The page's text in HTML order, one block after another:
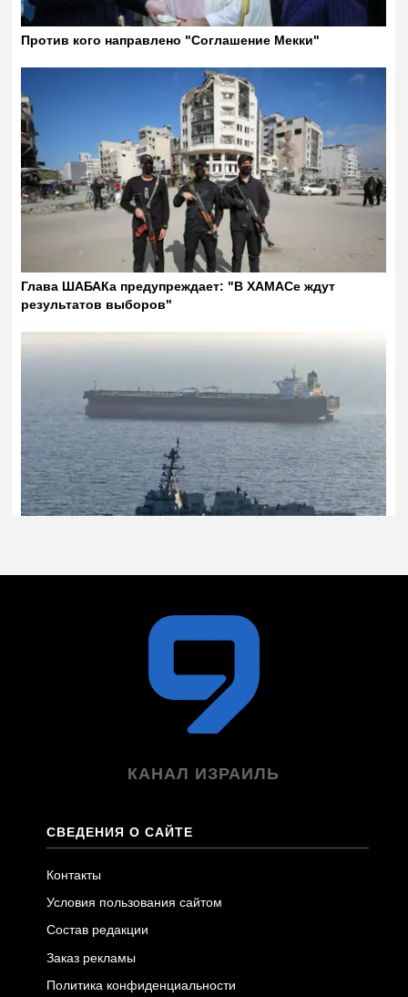
КАНАЛ ИЗРАИЛЬ
СВЕДЕНИЯ О САЙТЕ
Контакты
Условия пользования сайтом
Состав редакции
Заказ рекламы
Политика конфиденциальности